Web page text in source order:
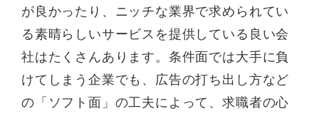
が良かったり、ニッチな業界で求められてい
る素晴らしいサービスを提供している良い会
社はたくさんあります。条件面では大手に負
けてしまう企業でも、広告の打ち出し方など
の「ソフト面」の工夫によって、求職者の心